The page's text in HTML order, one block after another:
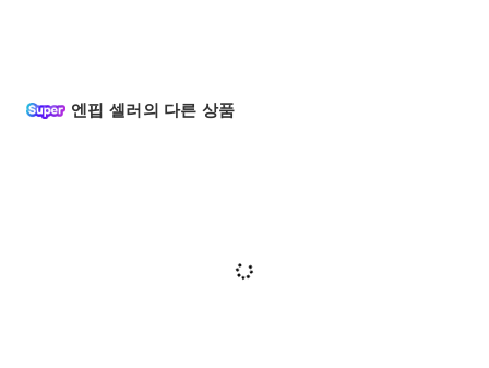
엔핍 셀러의 다른 상품